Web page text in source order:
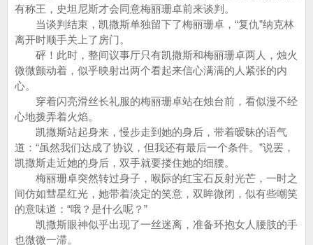
有称王，史坦尼斯才会同意梅丽珊卓前来谈判。
当谈判结束，凯撒斯单独留下了梅丽珊卓，“复仇”纳克林
离开时顺手关上了房门。
砰！此时，整间议事厅只有凯撒斯和梅丽珊卓两人，烛火
微微颤动着，似乎映射出两个看起来信心满满的人紧张的内
心。
穿着闪亮滑丝长礼服的梅丽珊卓站在烛台前，看似漫不经
心地拨弄着火焰。
凯撒斯站起身来，慢步走到她的身后，带着暧昧的语气
道：“虽然我们达成了协议，但我还有最后一个条件。”说罢，
凯撒斯走近她的身后，双手就要搂住她的细腰。
梅丽珊卓突然转过身子，喉际的红宝石反射光芒，一时之
间仿如彗星红光，她带着淡定的笑意，双眸微闭，似有些嘲笑
的意味道：“哦？是什么呢？”
凯撒斯眼神似乎出现了一丝迷离，准备环抱女人腰肢的手
也微微一滞。